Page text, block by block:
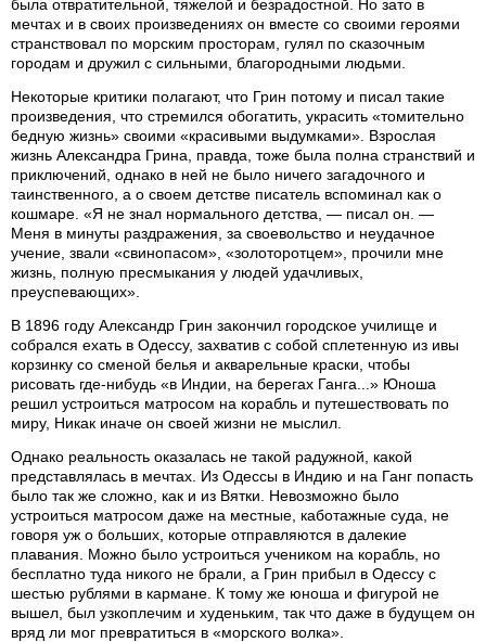
была отвратительной, тяжелой и безрадостной. Но зато в
мечтах и в своих произведениях он вместе со своими героями
странствовал по морским просторам, гулял по сказочным
городам и дружил с сильными, благородными людьми.
Некоторые критики полагают, что Грин потому и писал такие
произведения, что стремился обогатить, украсить «томительно
бедную жизнь» своими «красивыми выдумками». Взрослая
жизнь Александра Грина, правда, тоже была полна странствий и
приключений, однако в ней не было ничего загадочного и
таинственного, а о своем детстве писатель вспоминал как о
кошмаре. «Я не знал нормального детства, — писал он. —
Меня в минуты раздражения, за своевольство и неудачное
учение, звали «свинопасом», «золоторотцем», прочили мне
жизнь, полную пресмыкания у людей удачливых,
преуспевающих».
В 1896 году Александр Грин закончил городское училище и
собрался ехать в Одессу, захватив с собой сплетенную из ивы
корзинку со сменой белья и акварельные краски, чтобы
рисовать где-нибудь «в Индии, на берегах Ганга...» Юноша
решил устроиться матросом на корабль и путешествовать по
миру, Никак иначе он своей жизни не мыслил.
Однако реальность оказалась не такой радужной, какой
представлялась в мечтах. Из Одессы в Индию и на Ганг попасть
было так же сложно, как и из Вятки. Невозможно было
устроиться матросом даже на местные, каботажные суда, не
говоря уж о больших, которые отправляются в далекие
плавания. Можно было устроиться учеником на корабль, но
бесплатно туда никого не брали, а Грин прибыл в Одессу с
шестью рублями в кармане. К тому же юноша и фигурой не
вышел, был узкоплечим и худеньким, так что даже в будущем он
вряд ли мог превратиться в «морского волка».